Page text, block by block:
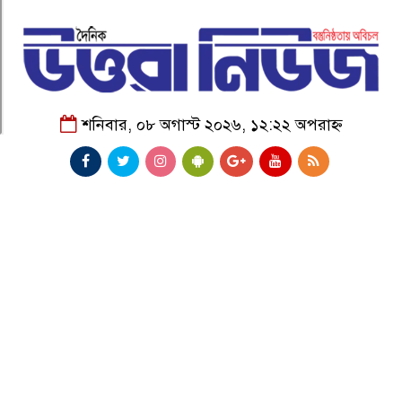
শনিবার, ০৮ অগাস্ট ২০২৬, ১২:২২ অপরাহ্ন